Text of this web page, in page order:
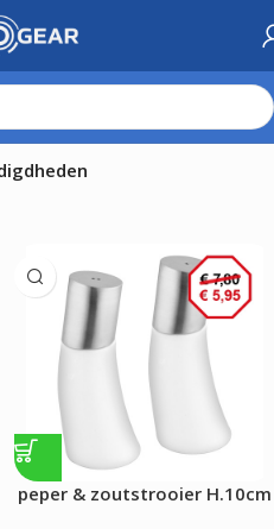
peper & zoutstrooier H.10cm